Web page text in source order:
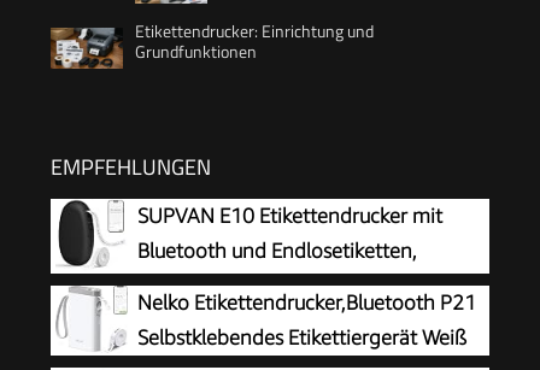
Etikettendrucker: Einrichtung und
Grundfunktionen
EMPFEHLUNGEN
SUPVAN E10 Etikettendrucker mit
Bluetooth und Endlosetiketten,
Schwarz
Nelko Etikettendrucker,Bluetooth P21
Selbstklebendes Etikettiergerät Weiß